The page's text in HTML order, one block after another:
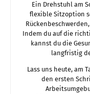
Ein Drehstuhl am
flexible Sitzoption
Indem du auf die
kannst du die
langfristig
Lass uns heute, am
den ersten